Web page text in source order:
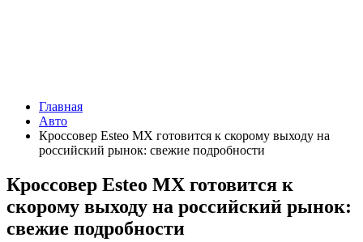
Главная
Авто
Кроссовер Esteo MX готовится к скорому выходу на
российский рынок: свежие подробности
Кроссовер Esteo MX готовится к
скорому выходу на российский рынок:
свежие подробности